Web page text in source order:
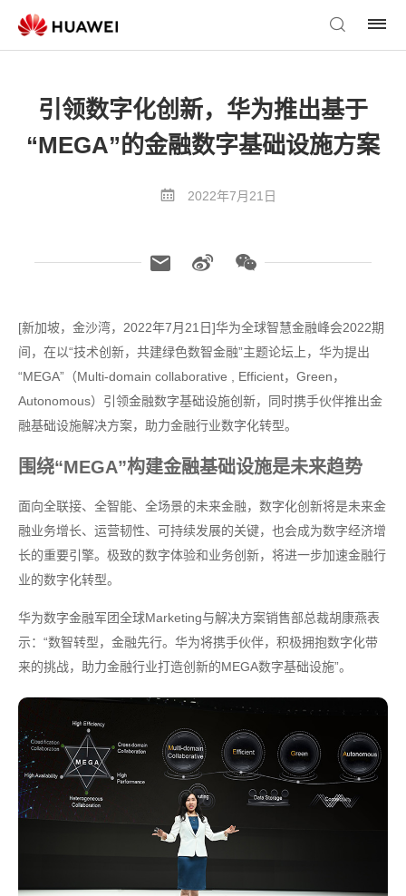
引领数字化创新，华为推出基于
“MEGA”的金融数字基础设施方案
2022年7月21日
[新加坡，金沙湾，2022年7月21日]华为全球智慧金融峰会2022期
间，在以“技术创新，共建绿色数智金融”主题论坛上，华为提出
“MEGA”（Multi-domain collaborative , Efficient，Green，
Autonomous）引领金融数字基础设施创新，同时携手伙伴推出金
融基础设施解决方案，助力金融行业数字化转型。
围绕“MEGA”构建金融基础设施是未来趋势
面向全联接、全智能、全场景的未来金融，数字化创新将是未来金
融业务增长、运营韧性、可持续发展的关键，也会成为数字经济增
长的重要引擎。极致的数字体验和业务创新，将进一步加速金融行
业的数字化转型。
华为数字金融军团全球Marketing与解决方案销售部总裁胡康燕表
示：“数智转型，金融先行。华为将携手伙伴，积极拥抱数字化带
来的挑战，助力金融行业打造创新的MEGA数字基础设施”。